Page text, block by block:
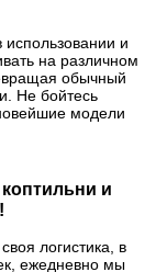
и
на различном
обычный
Не бойтесь
модели
и
логистика, в
ежедневно мы